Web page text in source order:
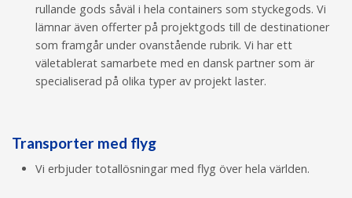
rullande gods såväl i hela containers som styckegods. Vi
lämnar även offerter på projektgods till de destinationer
som framgår under ovanstående rubrik. Vi har ett
väletablerat samarbete med en dansk partner som är
specialiserad på olika typer av projekt laster.
Transporter med flyg
Vi erbjuder totallösningar med flyg över hela världen.